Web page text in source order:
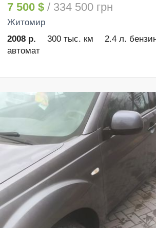
7 500 $ / 334 500 грн
Житомир
2008 р.
300 тыс. км
2.4 л.
автомат